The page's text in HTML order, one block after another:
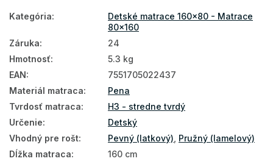
Detské matrace podľa veku
Matrace pre novorodencov
Matrace pre bábätká
Matrace tvrdosť H3
Kategória:
Detské matrace 160x80 - Matrace
80x160
Záruka:
24
Hmotnosť:
5.3 kg
EAN:
7551705022437
Materiál matraca:
Pena
Tvrdosť matraca:
H3 - stredne tvrdý
Určenie:
Detský
Vhodný pre rošt: Pevný (latkový) Pružný (lamelový)
Dĺžka matraca:
160 cm